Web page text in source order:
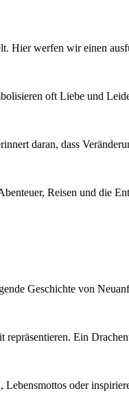
Hier werfen wir einen
oft Liebe und
daran, dass
Reisen und die
Geschichte von
Ein
oder